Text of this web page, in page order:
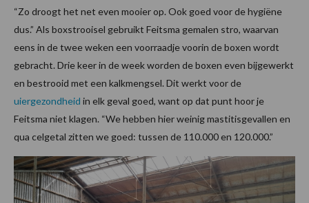
“Zo droogt het net even mooier op. Ook goed voor de hygiëne
dus.” Als boxstrooisel gebruikt Feitsma gemalen stro, waarvan
eens in de twee weken een voorraadje voorin de boxen wordt
gebracht. Drie keer in de week worden de boxen even bijgewerkt
en bestrooid met een kalkmengsel. Dit werkt voor de
uiergezondheid in elk geval goed, want op dat punt hoor je
Feitsma niet klagen. “We hebben hier weinig mastitisgevallen en
qua celgetal zitten we goed: tussen de 110.000 en 120.000.”